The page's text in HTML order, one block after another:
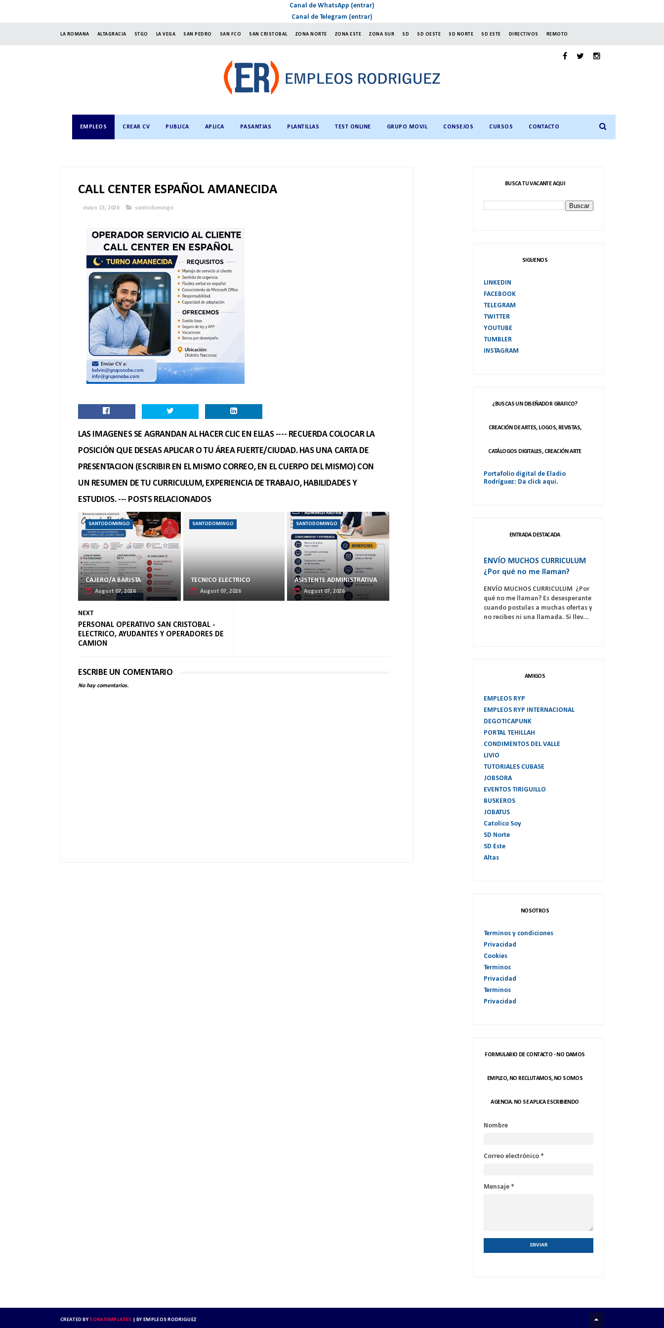
Canal de WhatsApp (entrar)
Canal de Telegram (entrar)
LA ROMANA ALTAGRACIA STGO LA VEGA SAN PEDRO SAN FCO SAN CRISTOBAL ZONA NORTE ZONA ESTE ZONA SUR SD SD OESTE SD NORTE SD ESTE DIRECTIVOS REMOTO
EMPLEOS CREAR CV PUBLICA APLICA PASANTIAS PLANTILLAS TEST ONLINE GRUPO MOVIL CONSEJOS CURSOS CONTACTO
CALL CENTER ESPAÑOL AMANECIDA
mayo 13, 2026 santodomingo
LAS IMAGENES SE AGRANDAN AL HACER CLIC EN ELLAS ---- RECUERDA COLOCAR LA
POSICIÓN QUE DESEAS APLICAR O TU ÁREA FUERTE/CIUDAD. HAS UNA CARTA DE
PRESENTACION (ESCRIBIR EN EL MISMO CORREO, EN EL CUERPO DEL MISMO) CON
UN RESUMEN DE TU CURRICULUM, EXPERIENCIA DE TRABAJO, HABILIDADES Y
ESTUDIOS. --- POSTS RELACIONADOS
SANTODOMINGO
CAJERO/A BARISTA
August 07, 2026
SANTODOMINGO
TECNICO ELECTRICO
August 07, 2026
SANTODOMINGO
ASISTENTE ADMINISTRATIVA
August 07, 2026
NEXT
PERSONAL OPERATIVO SAN CRISTOBAL -
ELECTRICO, AYUDANTES Y OPERADORES DE
CAMION
ESCRIBE UN COMENTARIO
No hay comentarios.
BUSCA TU VACANTE AQUI
SIGUENOS
LINKEDIN
FACEBOOK
TELEGRAM
TWITTER
YOUTUBE
TUMBLER
INSTAGRAM
¿BUSCAS UN DISEÑADOR GRAFICO?
CREACIÓN DE ARTES, LOGOS, REVISTAS,
CATÁLOGOS DIGITALES, CREACIÓN ARTE
Portafolio digital de Eladio
Rodríguez: Da click aqui.
ENTRADA DESTACADA
ENVÍO MUCHOS CURRICULUM
¿Por qué no me llaman?
ENVÍO MUCHOS CURRICULUM ¿Por
qué no me llaman? Es desesperante
cuando postulas a muchas ofertas y
no recibes ni una llamada. Si llev...
AMIGOS
EMPLEOS RYP
EMPLEOS RYP INTERNACIONAL
DEGOTICAPUNK
PORTAL TEHILLAH
CONDIMENTOS DEL VALLE
LIVIO
TUTORIALES CUBASE
JOBSORA
EVENTOS TIRIGUILLO
BUSKEROS
JOBATUS
Catolico Soy
SD Norte
SD Este
Altas
NOSOTROS
Terminos y condiciones
Privacidad
Cookies
Terminos
Privacidad
Terminos
Privacidad
FORMULARIO DE CONTACTO - NO DAMOS
EMPLEO, NO RECLUTAMOS, NO SOMOS
AGENCIA. NO SE APLICA ESCRIBIENDO
Nombre
Correo electrónico *
Mensaje *
CREATED BY SORATEMPLATES | BY EMPLEOS RODRIGUEZ